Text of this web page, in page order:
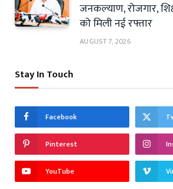
जनकल्याण, रोजगार,
को मिली नई रफ्तार
AUGUST 7, 2026
Stay In Touch
Facebook
Pinterest
YouTube